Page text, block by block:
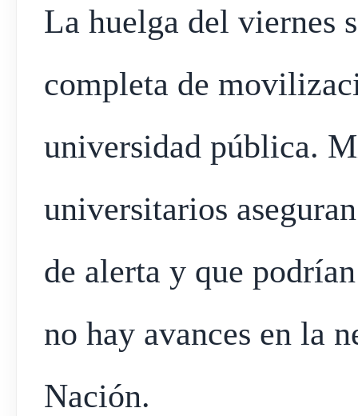
La huelga del viernes
completa de
universidad pública.
universitarios
de alerta y que
no hay avances en la
Nación.